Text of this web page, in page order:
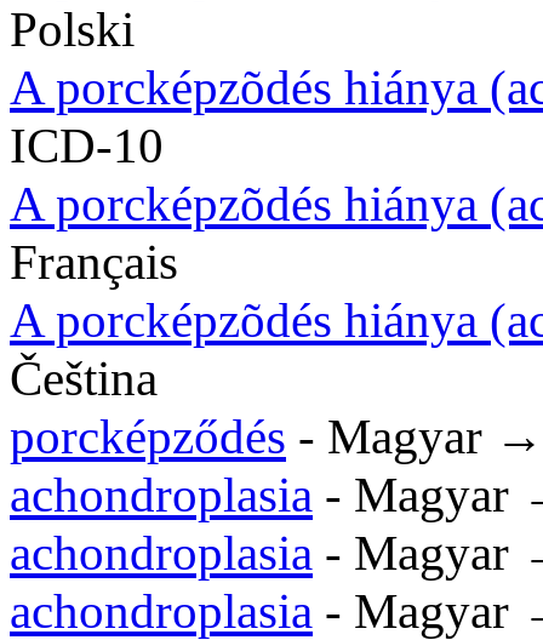
Polski
A porcképzõdés hiánya
ICD-10
A porcképzõdés hiánya
Français
A porcképzõdés hiánya
Čeština
porcképződés - Magyar
achondroplasia - Magyar
achondroplasia - Magyar
achondroplasia - Magyar